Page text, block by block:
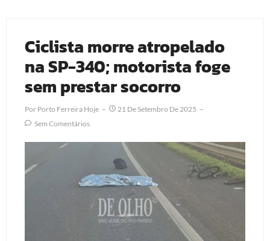
Ciclista morre atropelado
na SP-340; motorista foge
sem prestar socorro
Por Porto Ferreira Hoje
21 De Setembro De 2025
Sem Comentários